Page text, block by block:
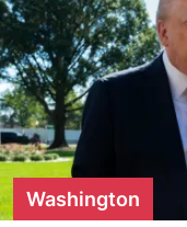
Washington